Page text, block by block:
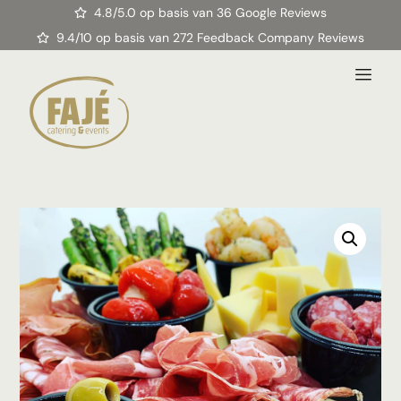
4.8/5.0 op basis van 36 Google Reviews
9.4/10 op basis van 272 Feedback Company Reviews